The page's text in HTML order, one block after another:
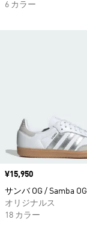
6 カラー
価格
¥15,950
サンバ OG / Samba OG
オリジナルス
18 カラー